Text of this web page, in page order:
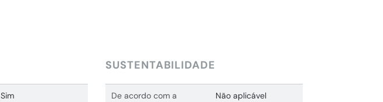
Sim
SUSTENTABILIDADE
De acordo com a
Não aplicável